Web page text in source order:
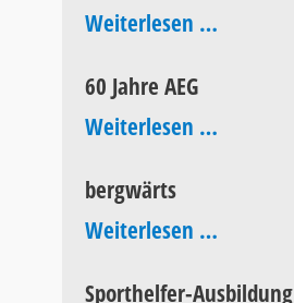
Weiterlesen …AEG
60 Jahre AEG
Weiterlesen …60
bergwärts
Weiterlesen …bergwärts
Sporthelfer-Ausbildung